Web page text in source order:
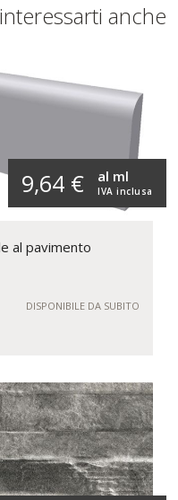
anche
9,64 € IVA inclusa
al ml
al pavimento
DISPONIBILE DA SUBITO